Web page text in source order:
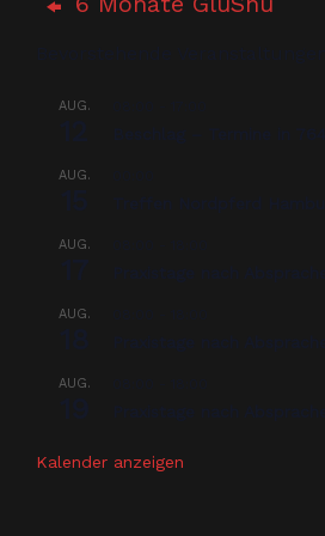
AUG.
AUG.
AUG.
AUG.
AUG.
Kalender anzeigen